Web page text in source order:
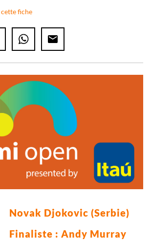
fiche
Novak Djokovic (Serbie)
Finaliste : Andy Murray